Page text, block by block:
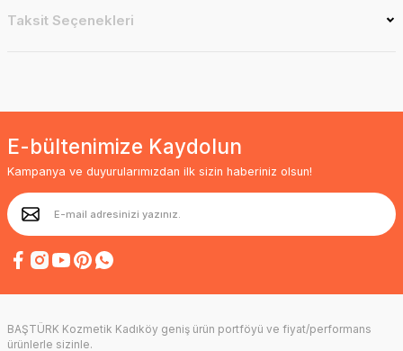
Taksit Seçenekleri
E-bültenimize Kaydolun
Kampanya ve duyurularımızdan ilk sizin haberiniz olsun!
BAŞTÜRK Kozmetik Kadıköy geniş ürün portföyü ve fiyat/performans
ürünlerle sizinle.